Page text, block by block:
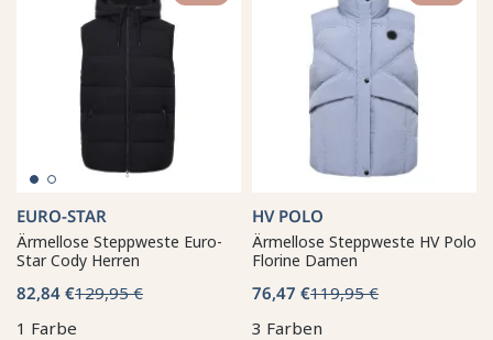
EURO-STAR
Ärmellose Steppweste Euro-
Star Cody Herren
82,84 €129,95 €
1 Farbe
HV POLO
Ärmellose Steppweste HV Polo
Florine Damen
76,47 €119,95 €
3 Farben